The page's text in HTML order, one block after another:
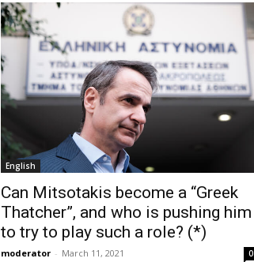
English
Can Mitsotakis become a “Greek
Thatcher”, and who is pushing him
to try to play such a role? (*)
moderator - March 11, 2021 0